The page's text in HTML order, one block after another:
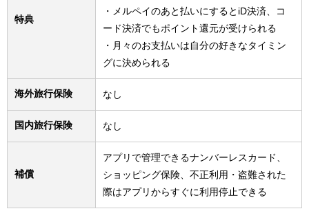
特典
・メルペイのあと払いにするとiD決済、コ
ード決済でもポイント還元が受けられる
・月々のお支払いは自分の好きなタイミン
グに決められる
海外旅行保険 なし
国内旅行保険 なし
補償
アプリで管理できるナンバーレスカード、
ショッピング保険、不正利用・盗難された
際はアプリからすぐに利用停止できる